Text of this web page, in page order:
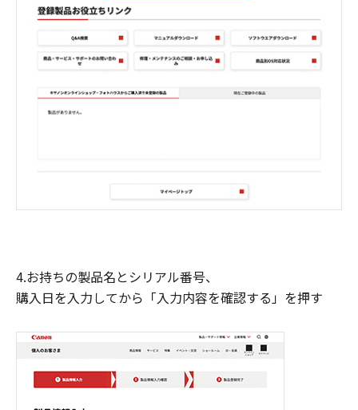
4.お持ちの製品名とシリアル番号、
購入日を入力してから「入力内容を確認する」を押す